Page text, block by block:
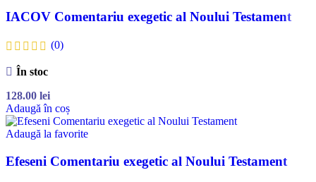
IACOV Comentariu exegetic al Noului Testament
(0)
În stoc
128.00 lei
Adaugă în coș
Adaugă la favorite
Efeseni Comentariu exegetic al Noului Testament